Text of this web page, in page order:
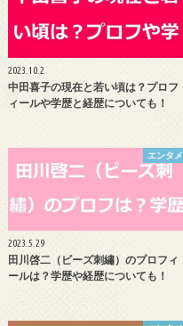
2023.10.2
中田喜子の現在と若い頃は？プロフ
ィールや学歴と経歴についても！
エンタメ
2023.5.29
田川啓二（ビーズ刺繡）のプロフィ
ールは？学歴や経歴についても！